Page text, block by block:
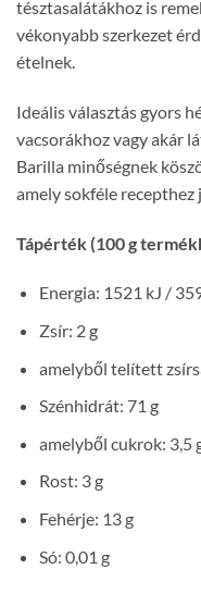
tésztasalátákhoz is
vékonyabb szerkezet
ételnek.
Ideális választás gyors
vacsorákhoz vagy akár
Barilla minőségnek
amely sokféle recepthez
Tápérték (100 g
Energia: 1521 kJ /
Zsír: 2 g
amelyből telített
Szénhidrát: 71 g
amelyből cukrok: 3,5
Rost: 3 g
Fehérje: 13 g
Só: 0,01 g